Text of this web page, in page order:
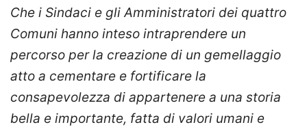
Che i Sindaci e gli Amministratori dei quattro
Comuni hanno inteso intraprendere un
percorso per la creazione di un gemellaggio
atto a cementare e fortificare la
consapevolezza di appartenere a una storia
bella e importante, fatta di valori umani e